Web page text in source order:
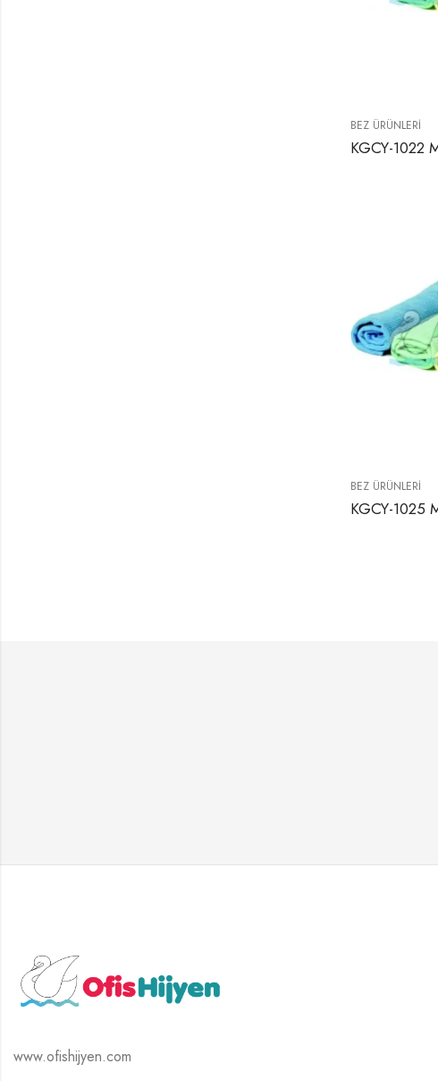
BEZ ÜRÜNLERI
BEZ ÜRÜNLERI
www.ofishijyen.com